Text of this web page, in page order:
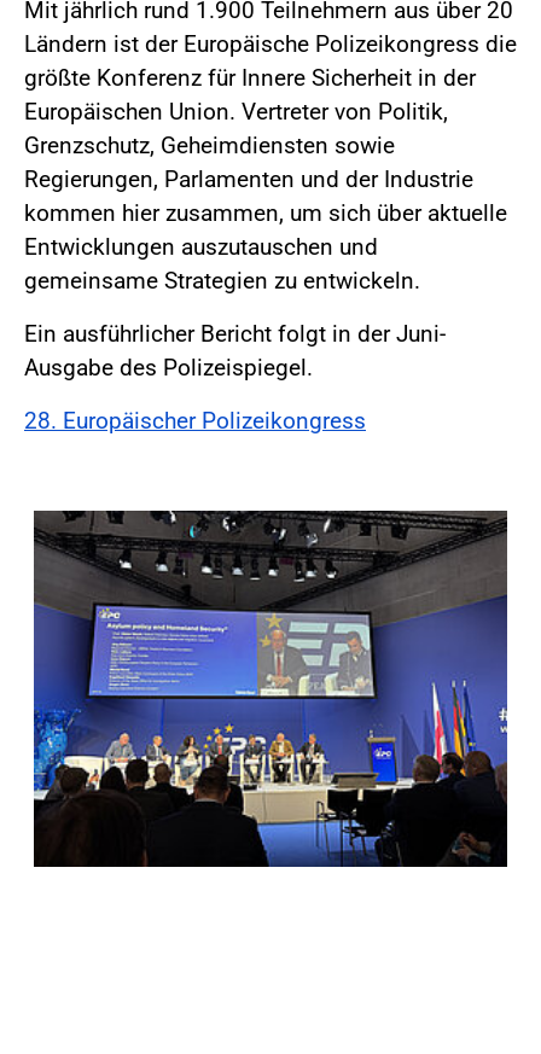
Mit jährlich rund 1.900 Teilnehmern aus über 20
Ländern ist der Europäische Polizeikongress die
größte Konferenz für Innere Sicherheit in der
Europäischen Union. Vertreter von Politik,
Grenzschutz, Geheimdiensten sowie
Regierungen, Parlamenten und der Industrie
kommen hier zusammen, um sich über aktuelle
Entwicklungen auszutauschen und
gemeinsame Strategien zu entwickeln.
Ein ausführlicher Bericht folgt in der Juni-
Ausgabe des Polizeispiegel.
28. Europäischer Polizeikongress